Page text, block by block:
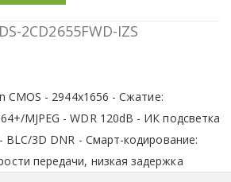
2CD2655FWD-IZS
CMOS - 2944x1656 - Сжатие:
MJPEG - WDR 120dB - ИК подсветка
BLC/3D DNR - Смарт-кодирование:
передачи, низкая задержка